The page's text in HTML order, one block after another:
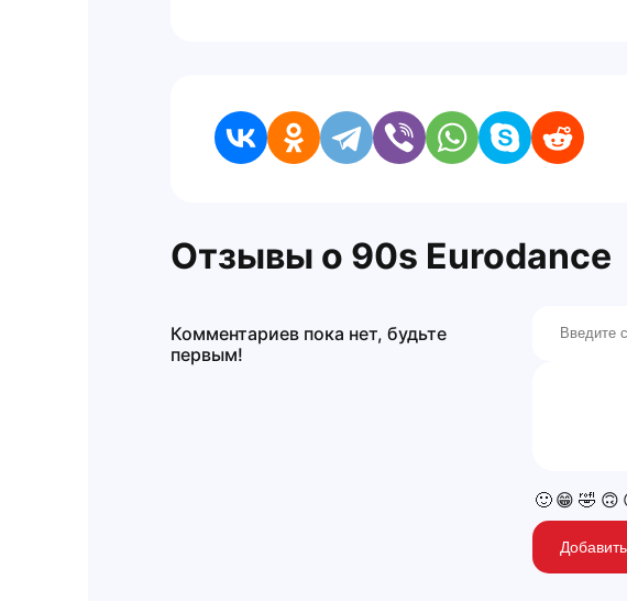
Отзывы о 90s Eurodance
🙂 😁 🤣 🙃
Комментариев пока нет, будьте
первым!